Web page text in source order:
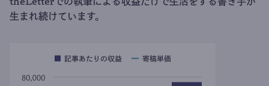
生まれ続けています。